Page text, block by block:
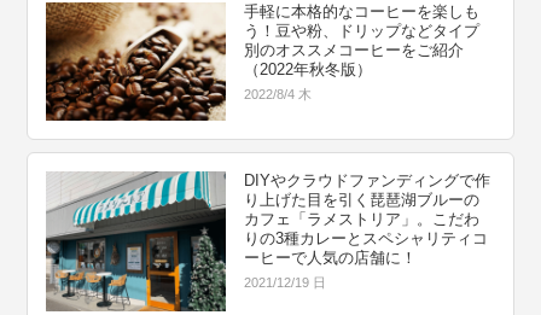
手軽に本格的なコーヒーを楽しも
う！豆や粉、ドリップなどタイプ
別のオススメコーヒーをご紹介
（2022年秋冬版）
2022/8/4 木
DIYやクラウドファンディングで作
り上げた目を引く琵琶湖ブルーの
カフェ「ラメストリア」。こだわ
りの3種カレーとスペシャリティコ
ーヒーで人気の店舗に！
2021/12/19 日